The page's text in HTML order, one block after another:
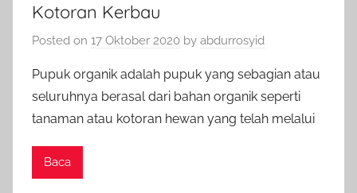
Kotoran Kerbau
Posted on 17 Oktober 2020 by abdurrosyid
Pupuk organik adalah pupuk yang sebagian atau
seluruhnya berasal dari bahan organik seperti
tanaman atau kotoran hewan yang telah melalui
Baca